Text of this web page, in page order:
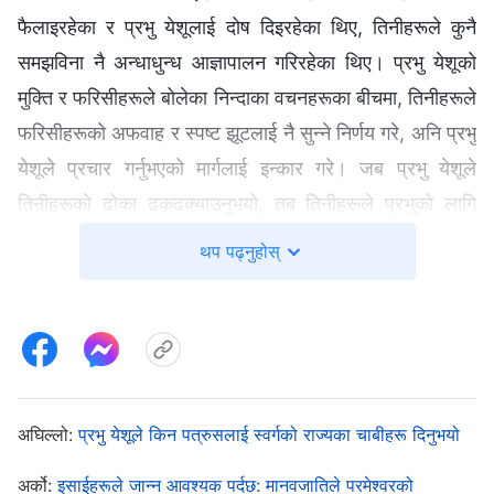
फैलाइरहेका र प्रभु येशूलाई दोष दिइरहेका थिए, तिनीहरूले कुनै
समझविना नै अन्धाधुन्ध आज्ञापालन गरिरहेका थिए। प्रभु येशूको
मुक्ति र फरिसीहरूले बोलेका निन्दाका वचनहरूका बीचमा, तिनीहरूले
फरिसीहरूको अफवाह र स्पष्ट झूटलाई नै सुन्‍ने निर्णय गरे, अनि प्रभु
येशूले प्रचार गर्नुभएको मार्गलाई इन्कार गरे। जब प्रभु येशूले
तिनीहरूको ढोका ढकढक्याउनुभयो, तब तिनीहरूले प्रभुको लागि
आफ्‍नो हृदय बन्द गरे। यो त प्रभु येशूले भन्‍नुभएको जस्तै भयो: “
चिन्‍नेछैनौ। किनभने यी मानिसहरूका हृदय बोधा छन्, र तिनीहरूका
बुझ्‍नेथिए, अनि तिनीहरू परिवर्तन हुनेथिए, र म तिनीहरूलाई निको
पार्नेथिएँ”(मत्ती१३:१४-१५)। तिनीहरूले प्रभुको आवाज सुन्‍न इन्कार
थप पढ्नुहोस्
अघिल्लो:प्रभु येशूले किन पत्रुसलाई स्वर्गको राज्यका चाबीहरू दिनुभयो
अर्को:इसाईहरूले जान्न आवश्यक पर्दछ: मानवजातिले परमेश्‍वरको